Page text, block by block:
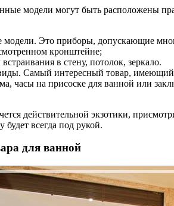
модели могут быть расположены
модели. Это приборы, допускающие
кронштейне;
в стену, потолок, зеркало.
Самый интересный товар, имеющий
часы на присоске для ванной или
действительной экзотики,
всегда под рукой.
для ванной